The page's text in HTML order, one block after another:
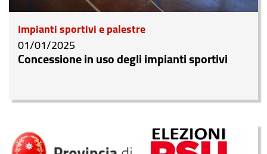
Impianti sportivi e palestre
01/01/2025
Concessione in uso degli impianti sportivi